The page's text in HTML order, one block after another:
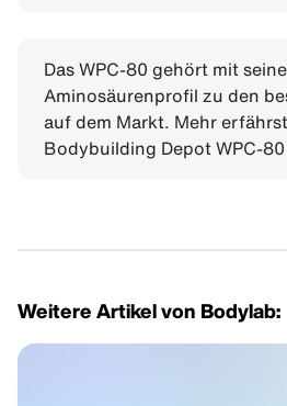
Das WPC-80 gehört mit
Aminosäurenprofil zu den
auf dem Markt. Mehr
Bodybuilding Depot WPC-
Weitere Artikel von Bodylab: